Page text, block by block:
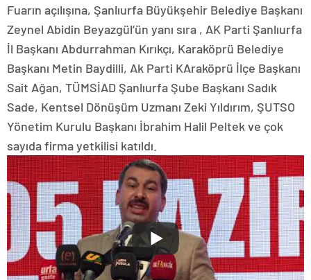
Fuarın açılışına, Şanlıurfa Büyükşehir Belediye Başkanı
Zeynel Abidin Beyazgül’ün yanı sıra , AK Parti Şanlıurfa
İl Başkanı Abdurrahman Kırıkçı, Karaköprü Belediye
Başkanı Metin Baydilli, Ak Parti KAraköprü İlçe Başkanı
Sait Ağan, TÜMSİAD Şanlıurfa Şube Başkanı Sadık
Sade, Kentsel Dönüşüm Uzmanı Zeki Yıldırım, ŞUTSO
Yönetim Kurulu Başkanı İbrahim Halil Peltek ve çok
sayıda firma yetkilisi katıldı.